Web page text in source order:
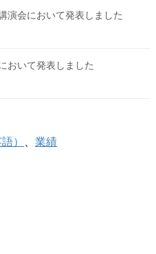
演会において発表しました
おいて発表しました
） 業績